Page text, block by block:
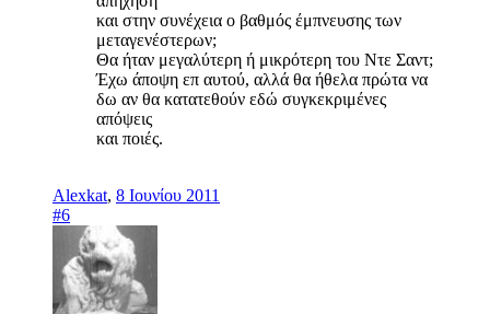
και στην συνέχεια ο βαθμός έμπνευσης των
μεταγενέστερων;
Θα ήταν μεγαλύτερη ή μικρότερη του Ντε Σαντ;
Έχω άποψη επ αυτού, αλλά θα ήθελα πρώτα να
δω αν θα κατατεθούν εδώ συγκεκριμένες
απόψεις
και ποιές.
Alexkat, 8 Ιουνίου 2011
#6